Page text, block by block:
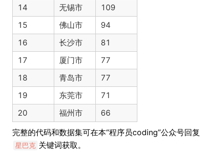
14
无锡市
109
15
佛山市
94
16
长沙市
81
17
厦门市
77
18
青岛市
77
19
东莞市
71
20
福州市
66
完整的代码和数据集可在本“程序员coding”公众号回复
星巴克 关键词获取。